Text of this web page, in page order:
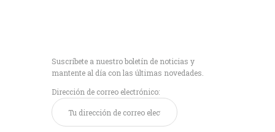
Suscríbete a nuestro boletín de noticias y
mantente al día con las últimas novedades.
Dirección de correo electrónico: